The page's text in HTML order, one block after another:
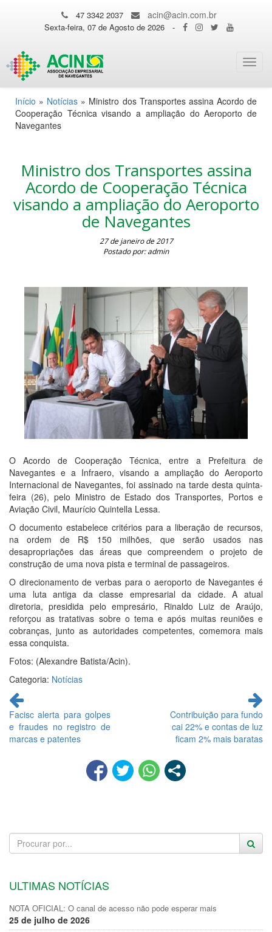
47 3342 2037 acin@acin.com.br
Sexta-feira, 07 de Agosto de 2026 -
Início » Notícias » Ministro dos Transportes assina Acordo de
Cooperação Técnica visando a ampliação do Aeroporto de
Navegantes
Ministro dos Transportes assina
Acordo de Cooperação Técnica
visando a ampliação do Aeroporto
de Navegantes
27 de janeiro de 2017
Postado por: admin
O Acordo de Cooperação Técnica, entre a Prefeitura de
Navegantes e a Infraero, visando a ampliação do Aeroporto
Internacional de Navegantes, foi assinado na tarde desta quinta-
feira (26), pelo Ministro de Estado dos Transportes, Portos e
Aviação Civil, Maurício Quintella Lessa.
O documento estabelece critérios para a liberação de recursos,
na ordem de R$ 150 milhões, que serão usados nas
desapropriações das áreas que compreendem o projeto de
construção de uma nova pista e terminal de passageiros.
O direcionamento de verbas para o aeroporto de Navegantes é
uma luta antiga da classe empresarial da cidade. A atual
diretoria, presidida pelo empresário, Rinaldo Luiz de Araújo,
reforçou as tratativas sobre o tema e após muitas reuniões e
cobranças, junto as autoridades competentes, comemora mais
essa conquista.
Fotos: (Alexandre Batista/Acin).
Categoria: Notícias
Continue
lendo
Facisc alerta para golpes
e fraudes no registro de
marcas e patentes
Contribuição para fundo
cai 22% e contas de luz
ficam 2% mais baratas
ULTIMAS NOTÍCIAS
NOTA OFICIAL: O canal de acesso não pode esperar mais
25 de julho de 2026